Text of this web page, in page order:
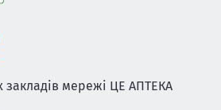
закладів мережі ЦЕ АПТЕКА